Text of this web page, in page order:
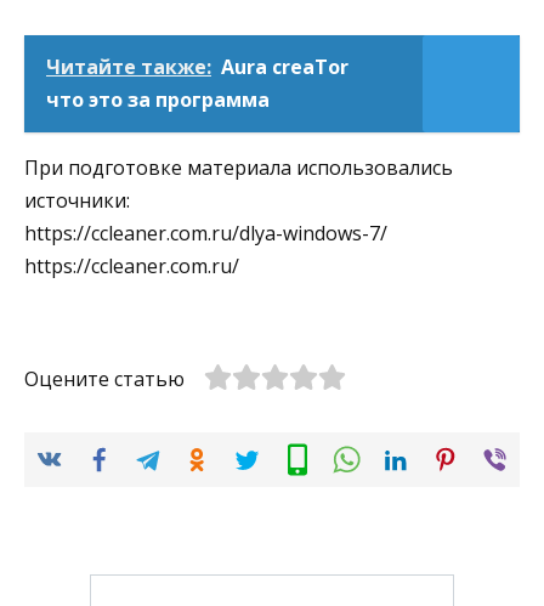
Читайте также: Aura creaTor
что это за программа
При подготовке материала использовались
источники:
https://ccleaner.com.ru/dlya-windows-7/
https://ccleaner.com.ru/
Оцените статью